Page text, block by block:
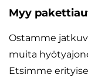
Myy
Ostamme
muita
Etsimme